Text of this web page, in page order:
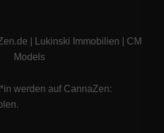
Lukinski Immobilien
CM
Models
werden auf CannaZen: